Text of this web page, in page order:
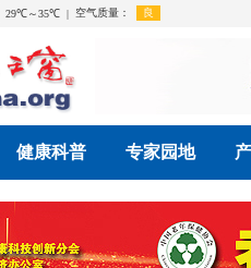
健康科普 专家园地